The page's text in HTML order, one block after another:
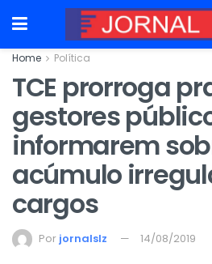
Home Política
TCE prorroga
gestores
informarem
acúmulo
cargos
Por jornalslz 14/08/2019